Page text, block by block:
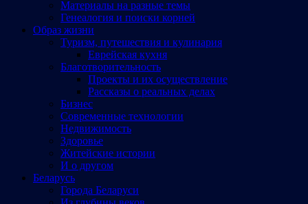
Материалы на разные темы
Генеалогия и поиски корней
Образ жизни
Туризм, путешествия и кулинария
Еврейская кухня
Благотворительность
Проекты и их осуществление
Рассказы о реальных делах
Бизнес
Современные технологии
Недвижимость
Здоровье
Житейские истории
И о другом
Беларусь
Города Беларуси